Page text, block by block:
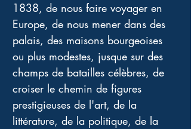
1838, de nous faire voyager en
Europe, de nous mener dans des
palais, des maisons bourgeoises
ou plus modestes, jusque sur des
champs de batailles célèbres, de
croiser le chemin de figures
prestigieuses de l'art, de la
littérature, de la politique, de la